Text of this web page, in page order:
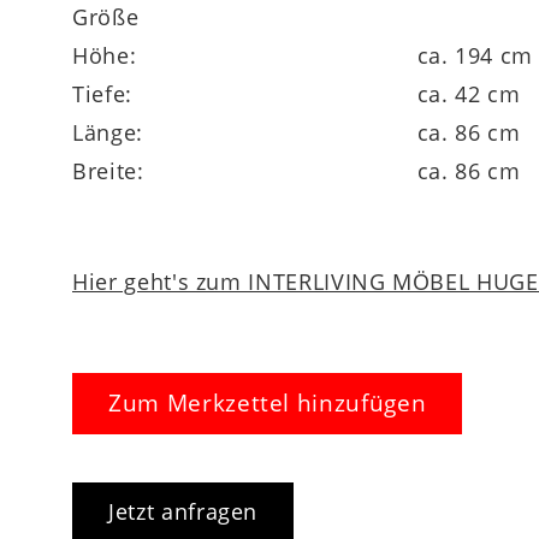
AlleMöbel der Interliving Esszimmer
Qualitätsstandards. Der Hersteller
maximale Sicherheit und ein rundum
Größe
Höhe:
ca. 194 cm
Tiefe:
ca. 42 cm
Länge:
ca. 86 cm
Breite:
ca. 86 cm
Hier geht's zum INTERLIVING MÖBEL
Zum Merkzettel hinzufügen
Jetzt anfragen